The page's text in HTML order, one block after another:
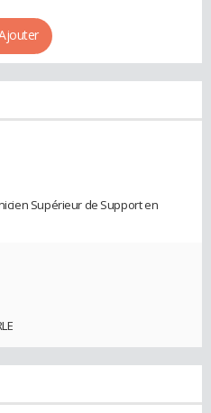
Supérieur de Support en